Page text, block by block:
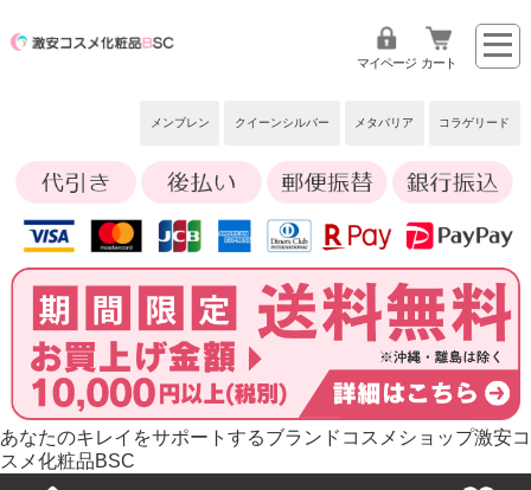
メンブレン クイーンシルバー メタバリア コラゲリード
マイページ カート
あなたのキレイをサポートするブランドコスメショップ激安コ
スメ化粧品BSC